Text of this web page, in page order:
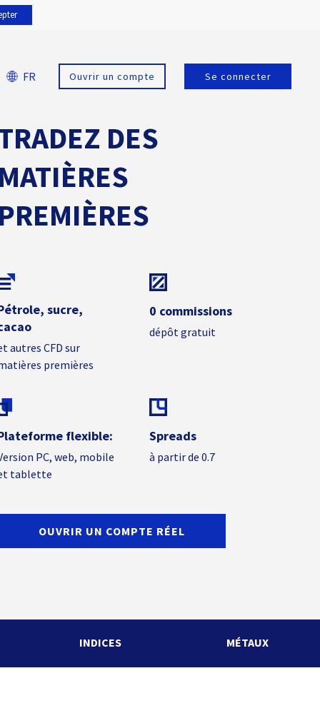
FR Ouvrir un compte Se connecter
DES
sucre,
autres CFD sur
premières
0 commissions
dépôt gratuit
flexible:
PC, web, mobile
tablette
Spreads
à partir de 0.7
OUVRIR UN COMPTE RÉEL
INDICES MÉTAUX